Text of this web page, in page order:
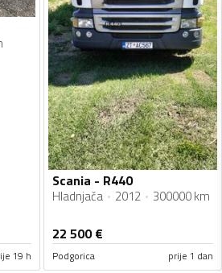
19 h
Scania - R440
Hladnjača 2012 300000 km
22 500€
Podgorica prije 1 dan